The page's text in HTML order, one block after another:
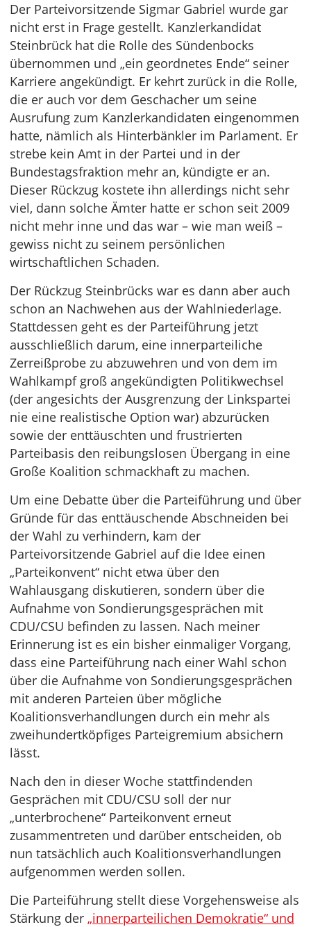
Der Parteivorsitzende Sigmar Gabriel wurde gar
nicht erst in Frage gestellt. Kanzlerkandidat
Steinbrück hat die Rolle des Sündenbocks
übernommen und „ein geordnetes Ende“ seiner
Karriere angekündigt. Er kehrt zurück in die Rolle,
die er auch vor dem Geschacher um seine
Ausrufung zum Kanzlerkandidaten eingenommen
hatte, nämlich als Hinterbänkler im Parlament. Er
strebe kein Amt in der Partei und in der
Bundestagsfraktion mehr an, kündigte er an.
Dieser Rückzug kostete ihn allerdings nicht sehr
viel, dann solche Ämter hatte er schon seit 2009
nicht mehr inne und das war – wie man weiß –
gewiss nicht zu seinem persönlichen
wirtschaftlichen Schaden.
Der Rückzug Steinbrücks war es dann aber auch
schon an Nachwehen aus der Wahlniederlage.
Stattdessen geht es der Parteiführung jetzt
ausschließlich darum, eine innerparteiliche
Zerreißprobe zu abzuwehren und von dem im
Wahlkampf groß angekündigten Politikwechsel
(der angesichts der Ausgrenzung der Linkspartei
nie eine realistische Option war) abzurücken
sowie der enttäuschten und frustrierten
Parteibasis den reibungslosen Übergang in eine
Große Koalition schmackhaft zu machen.
Um eine Debatte über die Parteiführung und über
Gründe für das enttäuschende Abschneiden bei
der Wahl zu verhindern, kam der
Parteivorsitzende Gabriel auf die Idee einen
„Parteikonvent“ nicht etwa über den
Wahlausgang diskutieren, sondern über die
Aufnahme von Sondierungsgesprächen mit
CDU/CSU befinden zu lassen. Nach meiner
Erinnerung ist es ein bisher einmaliger Vorgang,
dass eine Parteiführung nach einer Wahl schon
über die Aufnahme von Sondierungsgesprächen
mit anderen Parteien über mögliche
Koalitionsverhandlungen durch ein mehr als
zweihundertköpfiges Parteigremium absichern
lässt.
Nach den in dieser Woche stattfindenden
Gesprächen mit CDU/CSU soll der nur
„unterbrochene“ Parteikonvent erneut
zusammentreten und darüber entscheiden, ob
nun tatsächlich auch Koalitionsverhandlungen
aufgenommen werden sollen.
Die Parteiführung stellt diese Vorgehensweise als
Stärkung der „innerparteilichen Demokratie“ und